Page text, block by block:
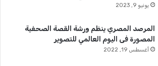
يونيو 9, 2023
المرصد المصري ينظم ورشة القصة الصحفية
المصورة فى اليوم العالمي للتصوير
أغسطس 19, 2022